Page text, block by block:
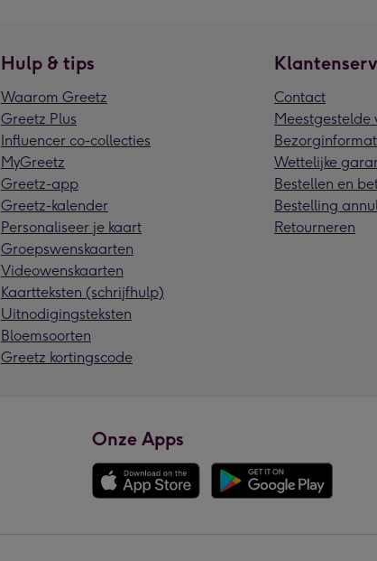
Hulp & tips
Waarom Greetz
Greetz Plus
Influencer co-collecties
MyGreetz
Greetz-app
Greetz-kalender
Personaliseer je kaart
Groepswenskaarten
Videowenskaarten
Kaartteksten (schrijfhulp)
Uitnodigingsteksten
Bloemsoorten
Greetz kortingscode
Contact
Meestgestelde
Wettelijke
Bestellen en
Bestelling
Retourneren
Onze Apps